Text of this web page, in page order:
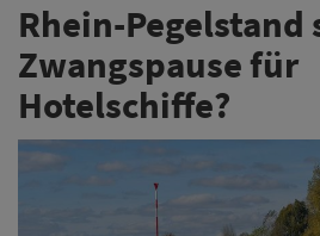
Rhein-Pegelstand
Zwangspause für
Hotelschiffe?